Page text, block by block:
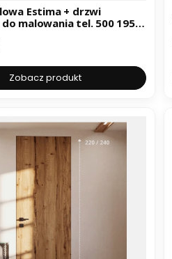
+ drzwi
malowania tel. 500 195
Zobacz produkt